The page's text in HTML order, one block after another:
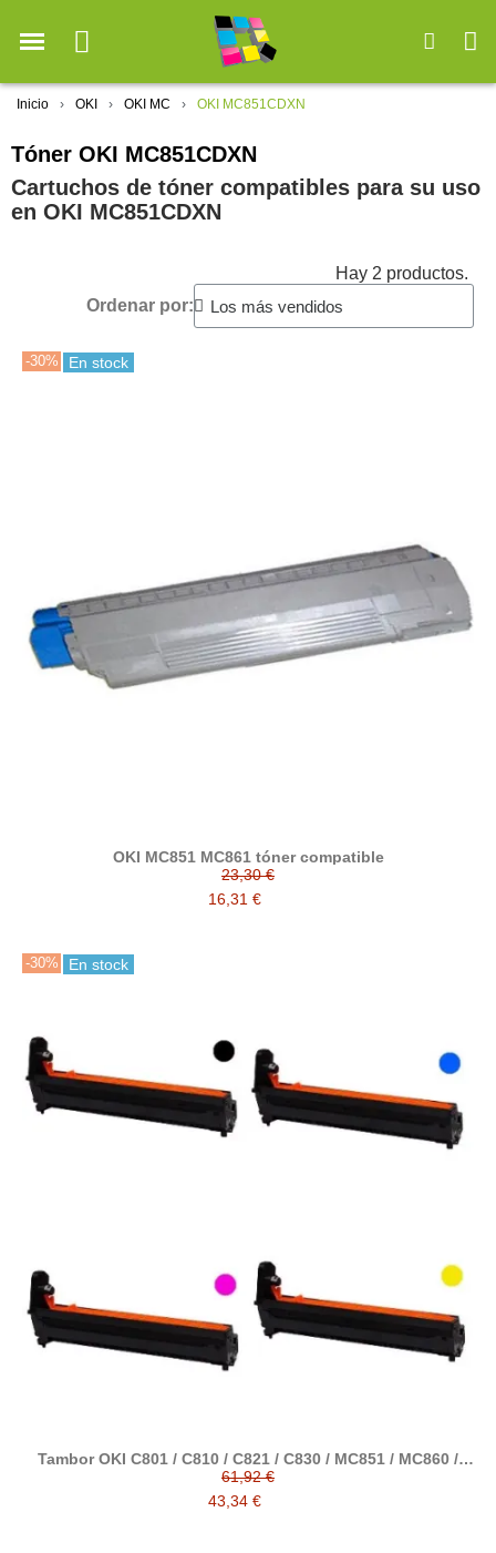
Inicio OKI OKI MC OKI MC851CDXN
Tóner OKI MC851CDXN
Cartuchos de tóner compatibles para su uso
en OKI MC851CDXN
Hay 2 productos.
Ordenar por:
-30% En stock
OKI MC851 MC861 tóner compatible
23,30 €
16,31 €
-30% En stock
Tambor OKI C801 / C810 / C821 / C830 / MC851 / MC860 /
MC861 / MC862 / ES8430 / ES8460 / ES8451 / ES8461 /
CX2633 comp. a OKI
61,92 €
43,34 €